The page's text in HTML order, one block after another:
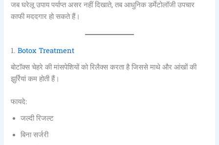
जब घरेलू उपाय पर्याप्त असर नहीं दिखाते, तब आधुनिक डर्मेटोलॉजी उपचार
काफी मददगार हो सकते हैं।
1.Botox Treatment
बोटॉक्स चेहरे की मांसपेशियों को रिलैक्स करता है जिससे माथे और आंखों की
झुर्रियां कम होती हैं।
फायदे:
जल्दी रिजल्ट
बिना सर्जरी